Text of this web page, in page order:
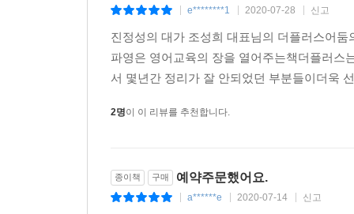
e********1 2020-07-28 신고
진정성의 대가 조성희 대표님의 더플러스어
파영은 영어교육의 장을 열어주는책더플러스
서 몇년간 정리가 잘 안되었던 부분들이더욱
2명이 이 리뷰를 추천합니다.
종이책 구매 예약주문했어요.
a******e 2020-07-14 신고